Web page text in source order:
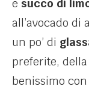
e succo di
all’avocado
un po’ di
preferite, della
benissimo